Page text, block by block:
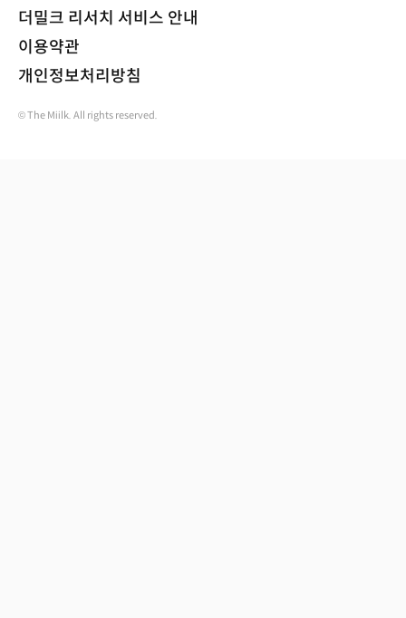
더밀크 리서치 서비스 안내
이용약관
개인정보처리방침
© The Miilk. All rights reserved.